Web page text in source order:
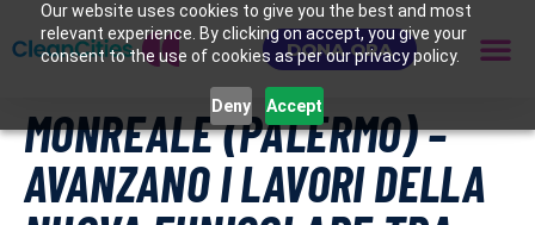
Our website uses cookies to give you the best and most
relevant experience. By clicking on accept, you give your
consent to the use of cookies as per our privacy policy.
Deny Accept
DONA ORA
MONREALE (PALERMO) –
AVANZANO I LAVORI DELLA